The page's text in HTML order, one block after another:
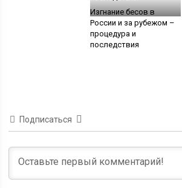
Изгнание бесов в
России и за рубежом –
процедура и
последствия
Подписаться